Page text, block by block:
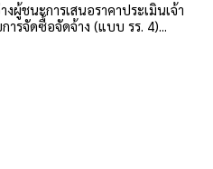
งผู้ชนะการเสนอราคาประเมินเจ้า
ารจัดซื้อจัดจ้าง (แบบ รร. 4)...